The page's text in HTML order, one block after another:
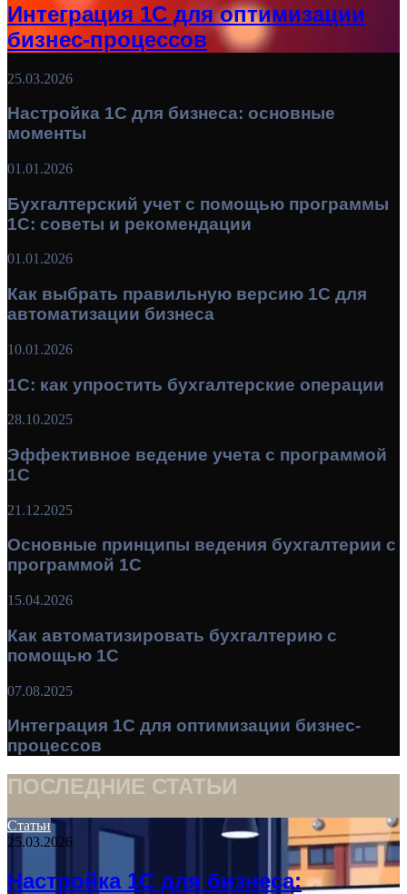
Интеграция 1С для оптимизации
бизнес-процессов
25.03.2026
Настройка 1С для бизнеса: основные
моменты
01.01.2026
Бухгалтерский учет с помощью программы
1С: советы и рекомендации
01.01.2026
Как выбрать правильную версию 1С для
автоматизации бизнеса
10.01.2026
1С: как упростить бухгалтерские операции
28.10.2025
Эффективное ведение учета с программой
1С
21.12.2025
Основные принципы ведения бухгалтерии с
программой 1С
15.04.2026
Как автоматизировать бухгалтерию с
помощью 1С
07.08.2025
Интеграция 1С для оптимизации бизнес-
процессов
ПОСЛЕДНИЕ СТАТЬИ
Статьи
25.03.2026
Настройка 1С для бизнеса: